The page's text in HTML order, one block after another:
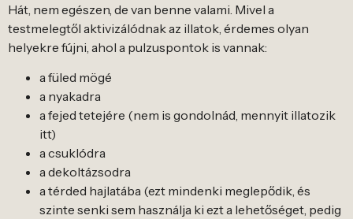
Hát, nem egészen, de van benne valami. Mivel a
testmelegtől aktivizálódnak az illatok, érdemes olyan
helyekre fújni, ahol a pulzuspontok is vannak:
a füled mögé
a nyakadra
a fejed tetejére (nem is gondolnád, mennyit illatozik
itt)
a csuklódra
a dekoltázsodra
a térded hajlatába (ezt mindenki meglepődik, és
szinte senki sem használja ki ezt a lehetőséget, pedig